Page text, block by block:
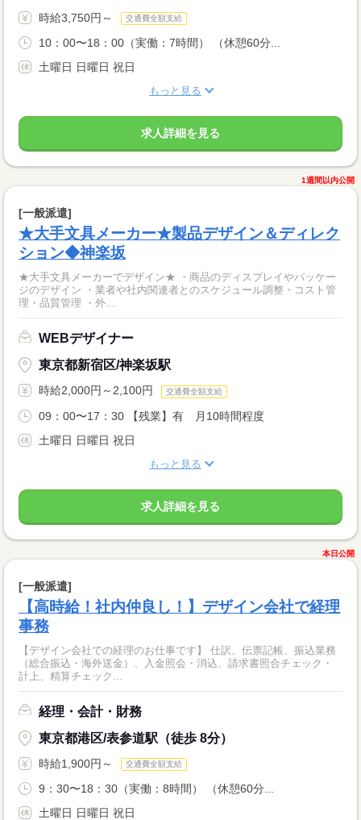
時給3,750円～ 交通費全額支給
10：00〜18：00（実働：7時間） （休憩60分...
土曜日 日曜日 祝日
もっと見る
求人詳細を見る
1週間以内公開
[一般派遣]
★大手文具メーカー★製品デザイン＆ディレク
ション◆神楽坂
★大手文具メーカーでデザイン★ ・商品のディスプレイやパッケー
ジのデザイン ・業者や社内関連者とのスケジュール調整・コスト管
理・品質管理 ・外...
WEBデザイナー
東京都新宿区/神楽坂駅
時給2,000円～2,100円 交通費全額支給
09：00〜17：30 【残業】有 月10時間程度
土曜日 日曜日 祝日
もっと見る
求人詳細を見る
本日公開
[一般派遣]
【高時給！社内仲良し！】デザイン会社で経理
事務
【デザイン会社での経理のお仕事です】 仕訳、伝票記帳、振込業務
（総合振込・海外送金）、入金照会・消込、請求書照合チェック・
計上、精算チェック...
経理・会計・財務
東京都港区/表参道駅（徒歩 8分）
時給1,900円～ 交通費全額支給
9：30〜18：30（実働：8時間） （休憩60分...
土曜日 日曜日 祝日